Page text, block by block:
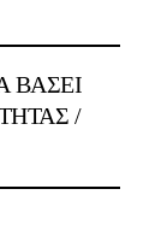
ΒΑΣΕΙ
/